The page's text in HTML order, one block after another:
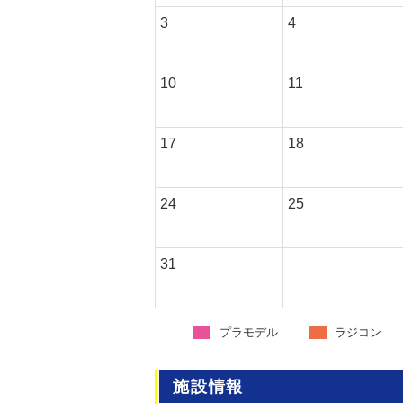
3 4
10 11
17 18
24 25
31
プラモデル ラジコン
施設情報